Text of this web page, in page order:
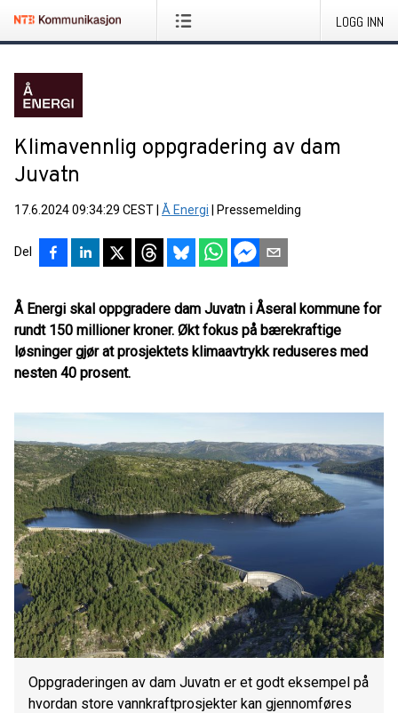
LOGG INN
Klimavennlig oppgradering av dam
Juvatn
17.6.2024 09:34:29 CEST Å Energi Pressemelding
Del
Å Energi skal oppgradere dam Juvatn i Åseral kommune for
rundt 150 millioner kroner. Økt fokus på bærekraftige
løsninger gjør at prosjektets klimaavtrykk reduseres med
nesten 40 prosent.
Oppgraderingen av dam Juvatn er et godt eksempel på
hvordan store vannkraftprosjekter kan gjennomføres